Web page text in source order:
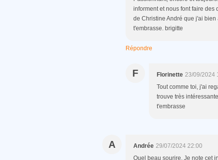
informent et nous font faire des
de Christine André que j'ai
t'embrasse. brigitte
Répondre
F Florinette 23/09/2024
Tout comme toi, j'ai
trouve très
t'embrasse
A Andrée 29/07/2024 22:00
Quel beau sourire. Je note cet